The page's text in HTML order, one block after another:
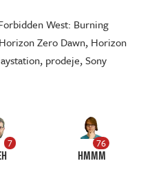
West: Burning
Horizon Zero Dawn, Horizon
, prodeje,Sony
7 76
HMMM